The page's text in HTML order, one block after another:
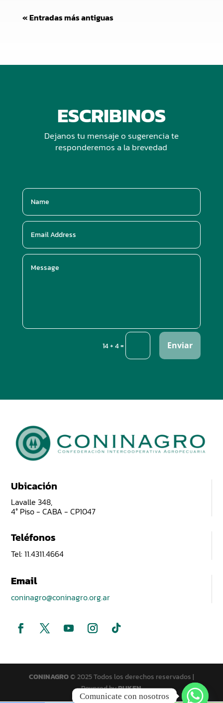
« Entradas más antiguas
ESCRIBINOS
Dejanos tu mensaje o sugerencia te
responderemos a la brevedad
14 + 4= Enviar
Ubicación
Lavalle 348,
4° Piso - CABA - CP1047
Teléfonos
Tel: 11.4311.4664
Email
coninagro@coninagro.org.ar
CONINAGRO© 2025 Todos los derechos reservados |
Powered byPUKEN
Comunicate con nosotros